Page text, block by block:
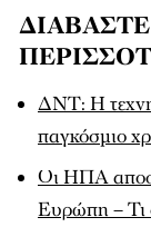
ΔΙΑΒΑΣΤΕ
ΔΝΤ: Η
παγκόσμιο
Οι ΗΠΑ
Ευρώπη – Τι